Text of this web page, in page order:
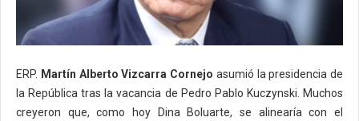
ERP. Martín Alberto Vizcarra Cornejo asumió la presidencia de
la República tras la vacancia de Pedro Pablo Kuczynski. Muchos
creyeron que, como hoy Dina Boluarte, se alinearía con el